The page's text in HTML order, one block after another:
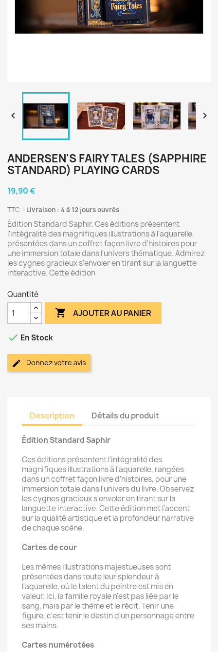
 
ANDERSEN'S FAIRY TALES (SAPPHIRE
STANDARD) PLAYING CARDS
19,90 €
TTC Livraison : 4 à 12 jours ouvrés
Édition Standard Saphir. Ces éditions présentent
l'intégralité des magnifiques illustrations à l'aquarelle,
présentées dans un coffret façon livre d'histoires pour
une immersion totale dans l'univers thématique. Admirez
les cygnes gracieux s'envoler en tirant sur la languette
interactive. Cette édition
Quantité
 AJOUTER AU PANIER
 En Stock
Donnez votre avis
Description Détails du produit
Édition Standard Saphir
Ces éditions présentent l'intégralité des
magnifiques illustrations à l'aquarelle, rangées
dans un coffret façon livre d'histoires, pour une
immersion totale dans l'univers du livre. Observez
les cygnes gracieux s'envoler en tirant sur la
languette interactive. Cette édition met l'accent
sur la qualité artistique et la profondeur narrative
de chaque scène.
Cartes de cour
Les mêmes illustrations majestueuses sont
présentées dans toute leur splendeur à
l'aquarelle, où le talent du peintre est mis en
valeur. Ici, la famille royale n'est pas liée par le
sang, mais par le thème et le récit. Tenir une
figure, c'est tenir le destin d'un personnage entre
ses mains.
Cartes numérotées